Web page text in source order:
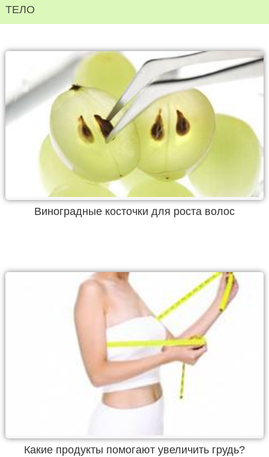
ТЕЛО
Виноградные косточки для роста волос
Какие продукты помогают увеличить грудь?